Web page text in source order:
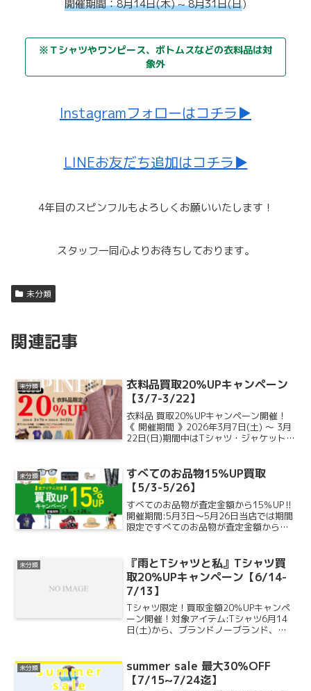
開催期間：8月14日(木) ~ 8月31日(日)
※Ｔシャツやワンピース、ボトムスなどの衣料品は対
象外
Instagramフォローはコチラ▶
LINEお友だち追加はコチラ▶
4年目のスピンフルもよろしくお願いいたします！
スタッフ一同心よりお待ちしております。
未分類
関連記事
未分類
衣料品買取20％UPキャンペーン
【3/7-3/22】
衣料品 買取20％UPキャンペーン開催！
《 開催期間 》2026年3月7日(土) ～ 3月
22日(日)期間中はTシャツ・ジャケットな
ーンとなっております♪クローゼッ...
未分類
すべてのお品物15％UP買取
【5/3-5/26】
すべてのお品物が査定金額から15％UP‼
開催期間:5月3日～5月26日当店では期間
限定ですべてのお品物が査定金額からさ
す♪ブランド、状態、年代に関わらず、ど
んなモノ...
未分類
『雨とTシャツと私』Tシャツ買
取20％UPキャンペーン【6/14-
7/13】
Tシャツ限定！買取金額20％UPキャンペ
ーン開催！対象アイテム:Tシャツ6月14
日(土)から、ブランドノーブランド、メ
間：6月14日(土) ~ 7月13日(日)あの...
未分類
summer sale 最大30％OFF
【7/15~7/24迄】